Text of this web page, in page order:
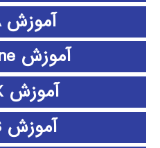
آموزش CATIA
آموزش clementine
آموزش CPLEX
آموزش EDIUS